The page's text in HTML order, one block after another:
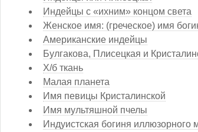
Индейцы с «ихним» концом света
Женское имя: (греческое) имя
Американские индейцы
Булгакова, Плисецкая и
Х/б ткань
Малая планета
Имя певицы Кристалинской
Имя мультяшной пчелы
Индуистская богиня